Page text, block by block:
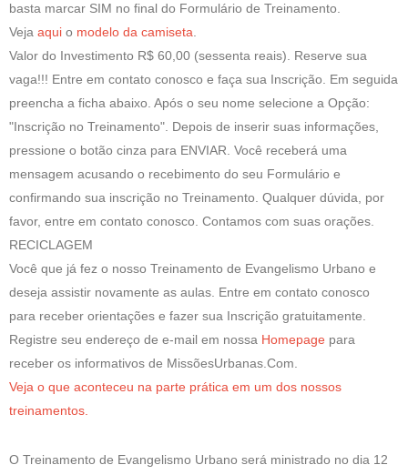
basta marcar SIM no final do Formulário de Treinamento.
Veja aqui o modelo da camiseta
Valor do Investimento R$ 60,00 (sessenta reais). Reserve sua
vaga!!! Entre em contato conosco e faça sua Inscrição. Em seguida
preencha a ficha abaixo. Após o seu nome selecione a Opção:
"Inscrição no Treinamento". Depois de inserir suas informações,
pressione o botão cinza para ENVIAR . Você receberá uma
mensagem acusando o recebimento do seu Formulário e
confirmando sua inscrição no Treinamento. Qualquer dúvida, por
favor, entre em contato conosco. Contamos com suas orações.
RECICLAGEM
Você que já fez o nosso Treinamento de Evangelismo Urbano e
deseja assistir novamente as aulas. Entre em contato conosco
para receber orientações e fazer sua Inscrição gratuitamente.
Registre seu endereço de e-mail em nossa Homepage para
receber os informativos de MissõesUrbanas.Com.
Veja o que aconteceu na parte prática em um dos nossos
treinamentos.
O Treinamento de Evangelismo Urbano será ministrado no dia 12